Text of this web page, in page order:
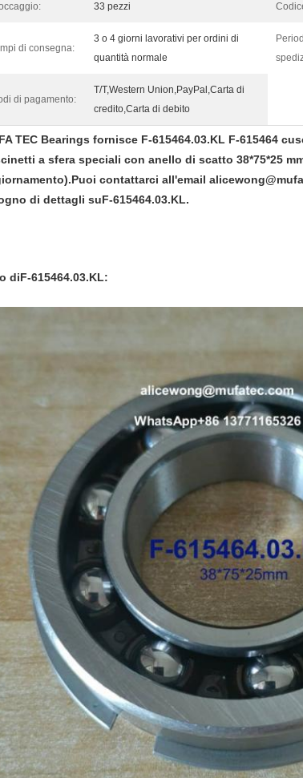
33 pezzi
di consegna:
3 o 4 giorni lavorativi per ordini di
quantità normale
di pagamento:
T/T,Western Union,PayPal,Carta di
credito,Carta di debito
TEC Bearings fornisce F-615464.03.KL F-615464
a sfera speciali con anello di scatto 38*75*25
Puoi contattarci all'email
di dettagli suF-615464.03.KL.
diF-615464.03.KL: